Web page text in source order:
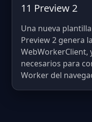
11 Preview 2
Una nueva
Preview 2 genera
WebWorkerClient,
necesarios para
Worker del